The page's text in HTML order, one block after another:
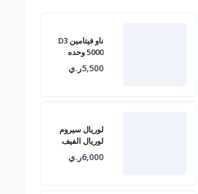
ناو فيتامين D3
5000 وحده
دولية
5,500ر.ي
لوريال سيروم
لوريال الفيف
أمينكسيل ضد
تساقط الشعر
6,000ر.ي